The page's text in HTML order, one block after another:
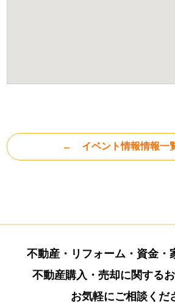
イベント情報情報一
不動産・リフォーム・資金
不動産購入・売却に関する
お気軽にご相談くだ